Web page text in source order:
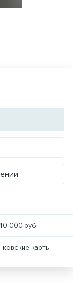
000 руб.
карты